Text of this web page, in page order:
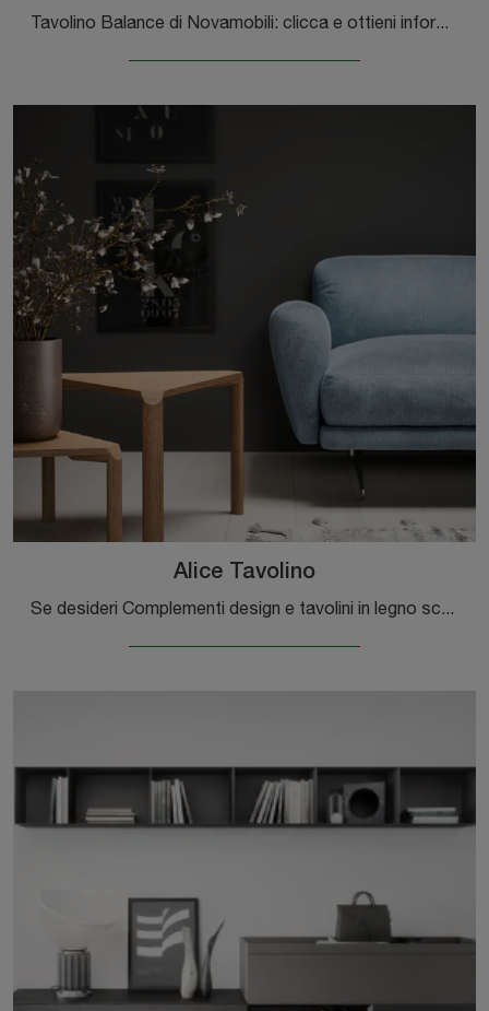
Tavolino Balance di Novamobili: clicca e ottieni informazioni sui Complementi e tavolini design in laccato del noto e conosciuto marchio!
Alice Tavolino
Se desideri Complementi design e tavolini in legno scopri di più sul modello Alice Tavolino del brand Novamobili.